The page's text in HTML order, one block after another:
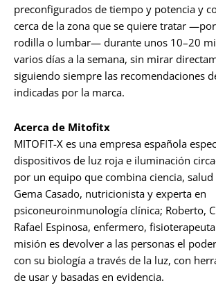
preconfigurados de tiempo y potencia y
cerca de la zona que se quiere tratar
rodilla o lumbar— durante unos 10–20
varios días a la semana, sin mirar
siguiendo siempre las recomendaciones
indicadas por la marca.
Acerca de Mitofitx
MITOFIT-X es una empresa española
dispositivos de luz roja e iluminación
por un equipo que combina ciencia,
Gema Casado, nutricionista y experta en
psiconeuroinmunología clínica; Roberto,
Rafael Espinosa, enfermero,
misión es devolver a las personas el
con su biología a través de la luz, con
de usar y basadas en evidencia.